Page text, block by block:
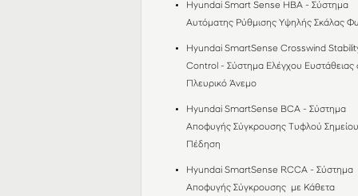
Hyundai Smart Sense HBA - Σύστημα
Αυτόματης Ρύθμισης Υψηλής Σκάλας
Hyundai SmartSense Crosswind
Control - Σύστημα Ελέγχου Ευστάθειας
Πλευρικό Άνεμο
Hyundai SmartSense BCΑ - Σύστημα
Αποφυγής Σύγκρουσης Τυφλού
Πέδηση
Hyundai SmartSense RCCΑ - Σύστημα
Αποφυγής Σύγκρουσης με Κάθετα